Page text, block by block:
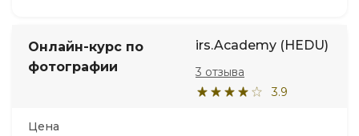
Онлайн-курс по
фотографии
irs.Academy (HEDU)
3.9
3 отзыва
Цена